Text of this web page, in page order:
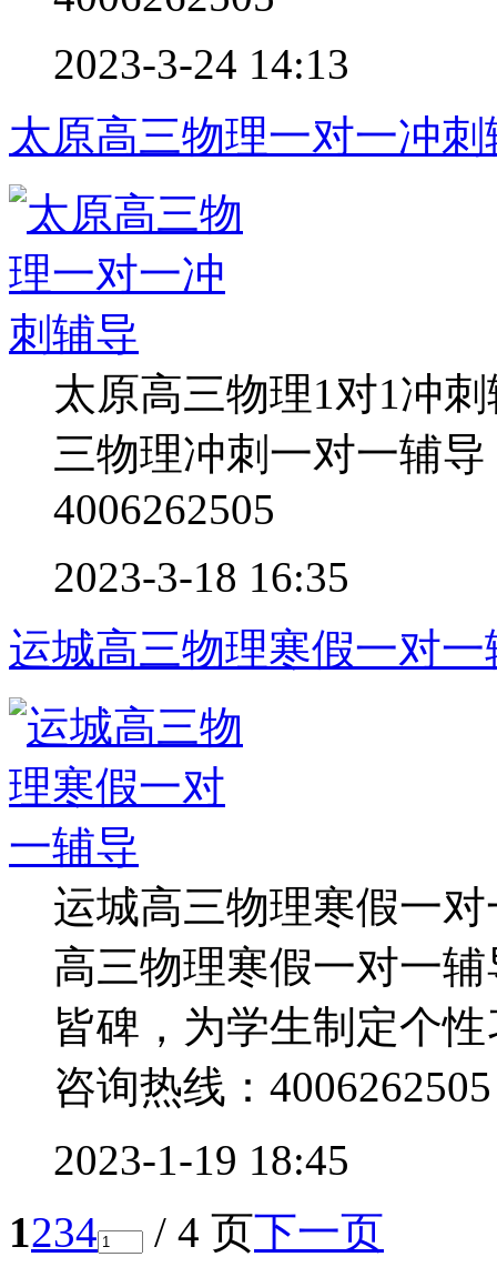
2023-3-24 14:13
太原高三物理一对一冲刺
太原高三物理1对1冲
三物理冲刺一对一辅
4006262505
2023-3-18 16:35
运城高三物理寒假一对一
运城高三物理寒假一
高三物理寒假一对一
皆碑，为学生制定个
咨询热线：
2023-1-19 18:45
1234 / 4 页下一页